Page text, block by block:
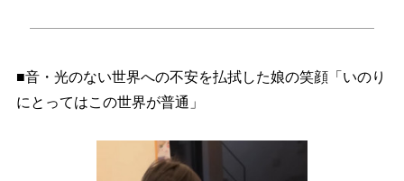
■音・光のない世界への不安を払拭した娘の笑顔「いのり
にとってはこの世界が普通」